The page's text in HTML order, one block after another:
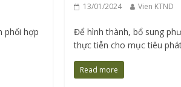
phối hợp
13/01/2024 Vien KTND
Để hình thành, bổ sung
thực tiễn cho mục tiêu
Read more